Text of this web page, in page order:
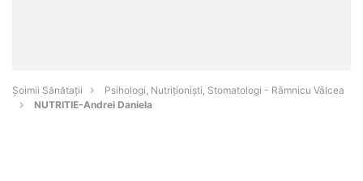
Şoimii Sănătații
Psihologi, Nutriționiști, Stomatologi - Râmnicu Vâlcea
NUTRITIE-Andrei Daniela